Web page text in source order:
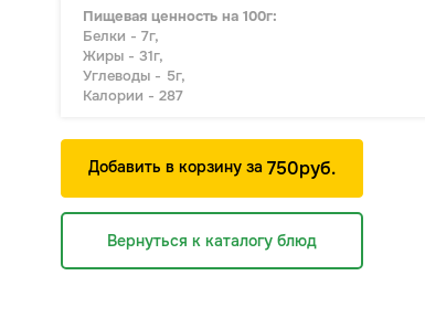
Пищевая ценность на 100г:
Белки - 7г,
Жиры - 31г,
Углеводы - 5г,
Калории - 287
Добавить в корзину за 750руб.
Вернуться к каталогу блюд